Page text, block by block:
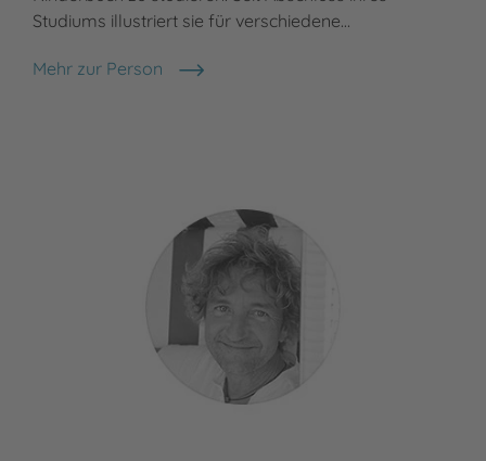
Studiums illustriert sie für verschiedene…
Mehr zur Person
Sandra Reckers